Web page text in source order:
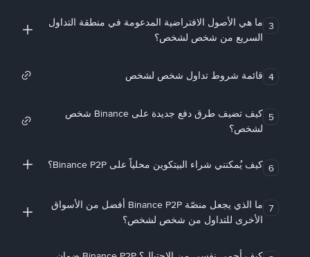
3 ما هي الأصول الافتراضية المدعومة في منطقة التداول
السريع من شخص لشخص؟
4 قائمة شروط تداول شخص لشخص
5
كيف تضيف طرق دفع جديدة على Binance شخص
لشخص؟
6 كيف يُمكنني شراء البيتكوين محلياً على Binance P2P؟
7
ما الذي يجعل منصّة Binance P2P أفضل من الأسواق
الأخرى للتداول من شخص لشخص؟